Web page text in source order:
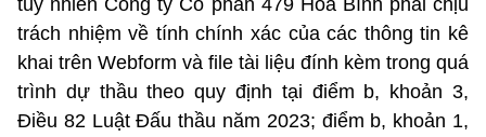
trách nhiệm về tính chính xác của các thông tin kê
khai trên Webform và file tài liệu đính kèm trong quá
trình dự thầu theo quy định tại điểm b, khoản 3,
Điều 82 Luật Đấu thầu năm 2023; điểm b, khoản 1,